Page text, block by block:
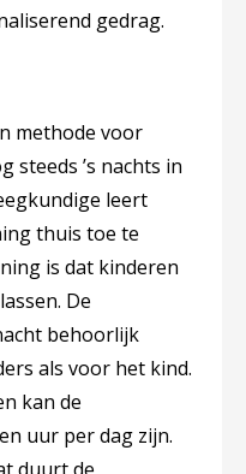
gedrag.
methode voor
steeds ’s nachts in
leert
thuis toe te
is dat kinderen
De
behoorlijk
als voor het kind.
kan de
uur per dag zijn.